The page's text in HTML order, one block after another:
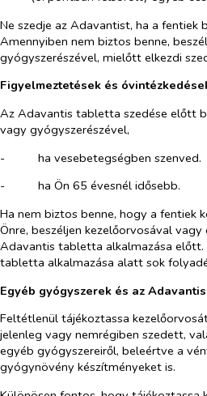
Ne szedje az Adavantist, ha a fentiek
Amennyiben nem biztos benne,
gyógyszerészével, mielőtt elkezdi
Figyelmeztetések és
Az Adavantis tabletta szedése előtt
vagy gyógyszerészével,
-​
ha vesebetegségben szenved.
-​
ha Ön 65 évesnél idősebb.
Ha nem biztos benne, hogy a fentiek
Önre, beszéljen kezelőorvosával
Adavantis tabletta alkalmazása
tabletta alkalmazása alatt sok
Egyéb gyógyszerek és az
Feltétlenül tájékoztassa
jelenleg vagy nemrégiben szedett,
egyéb gyógyszereiről, beleértve a
gyógynövény készítményeket is.